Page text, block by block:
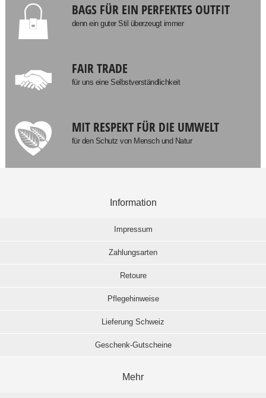
BAGS FÜR EIN PERFEKTES OUTFIT
denn ein guter Stil überzeugt immer
FAIR TRADE
für uns eine Selbstverständlichkeit
MIT RESPEKT FÜR DIE UMWELT
für den Schutz von Mensch und Natur
Information
Impressum
Zahlungsarten
Retoure
Pflegehinweise
Lieferung Schweiz
Geschenk-Gutscheine
Mehr